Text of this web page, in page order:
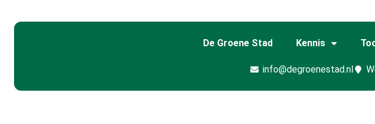
De Groene Stad Kennis
info@degroenestad.nl